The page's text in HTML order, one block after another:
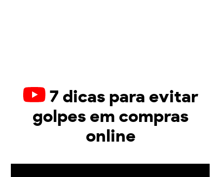
7 dicas para evitar
golpes em compras
online